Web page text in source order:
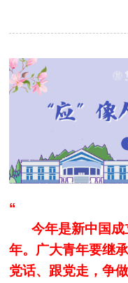
“
今年是新中国
年。广大青年要继
党话、跟党走，争